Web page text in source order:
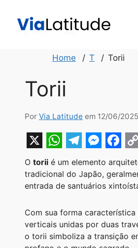
Home T Torii
Torii
Por Via Latitude em 12/06/2025
X W
h
a
s
A
T
e
l
g
r
M
e
s
e
n
F
a
c
b
o
C
o
p
L
i
O torii é um elemento
tradicional do Japão,
entrada de santuários
Com sua forma característica
verticais unidas por duas
o torii simboliza a transição